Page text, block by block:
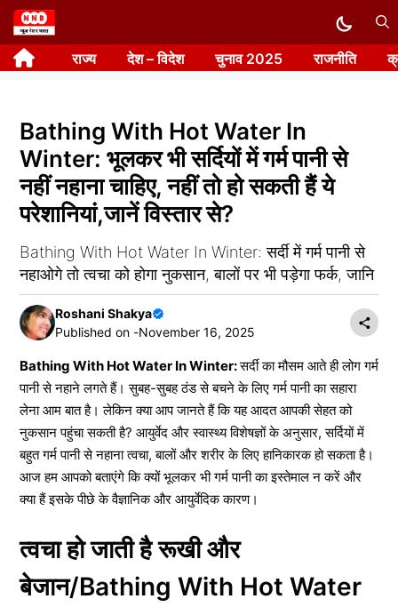
Skip
to
content राज्य देश – विदेश चुनाव 2025 राजनीति
Bathing With Hot Water In
Winter: भूलकर भी सर्दियों में गर्म पानी से
नहीं नहाना चाहिए, नहीं तो हो सकती हैं ये
परेशानियां,जानें विस्तार से?
Bathing With Hot Water In Winter: सर्दी में गर्म पानी से
नहाओगे तो त्वचा को होगा नुकसान, बालों पर भी पड़ेगा फर्क, जानि
Roshani Shakya
Published on -November 16, 2025
Bathing With Hot Water In Winter:सर्दी का मौसम आते ही लोग गर्म
पानी से नहाने लगते हैं। सुबह-सुबह ठंड से बचने के लिए गर्म पानी का सहारा
लेना आम बात है। लेकिन क्या आप जानते हैं कि यह आदत आपकी सेहत को
नुकसान पहुंचा सकती है? आयुर्वेद और स्वास्थ्य विशेषज्ञों के अनुसार, सर्दियों में
बहुत गर्म पानी से नहाना त्वचा, बालों और शरीर के लिए हानिकारक हो सकता है।
आज हम आपको बताएंगे कि क्यों भूलकर भी गर्म पानी का इस्तेमाल न करें और
क्या हैं इसके पीछे के वैज्ञानिक और आयुर्वेदिक कारण।
त्वचा हो जाती है रूखी और
बेजान/Bathing With Hot Water